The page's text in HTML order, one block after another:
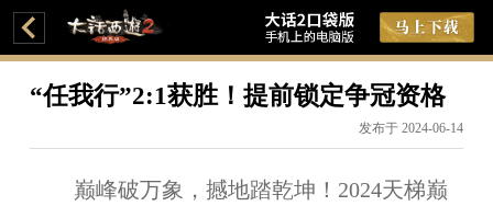
“任我行”2:1获胜！提前锁定争冠资格
发布于 2024-06-14
巅峰破万象，撼地踏乾坤！2024天梯巅